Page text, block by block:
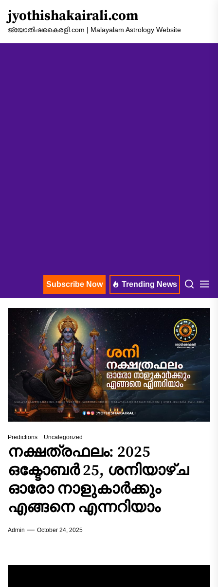
the
jyothishakairali.com
ജ്യോതിഷകൈരളി.com | Malayalam Astrology Website
Subscribe Now Trending News
Predictions Uncategorized
നക്ഷത്രഫലം: 2025
ഒക്ടോബർ 25, ശനിയാഴ്ച
ഓരോ നാളുകാർക്കും
എങ്ങനെ എന്നറിയാം
Admin October 24, 2025